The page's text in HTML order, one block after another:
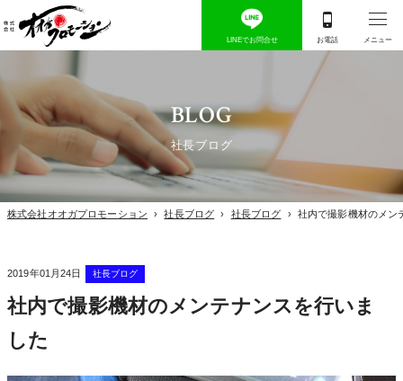
BLOG
社長ブログ
株式会社オオガプロモーション › 社長ブログ › 社長ブログ › 社内で撮影機材のメン
2019年01月24日 社長ブログ
社内で撮影機材のメンテナンスを行いま
した